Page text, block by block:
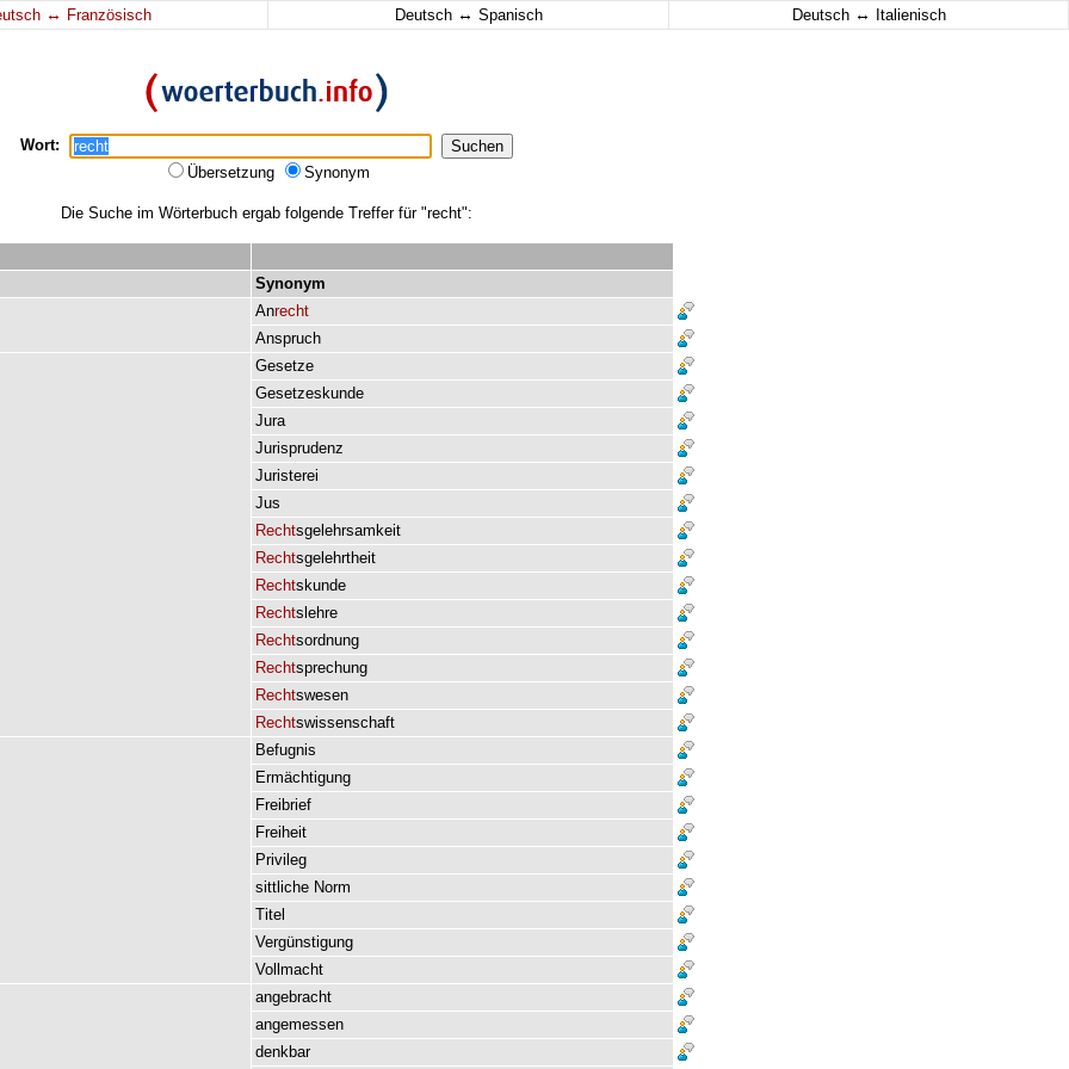
↔ Französisch Deutsch ↔ Spanisch Deutsch ↔ Italienisch
Wort:
Übersetzung
Synonym
Die Suche im Wörterbuch ergab folgende Treffer für "recht":
Synonym
Anrecht
Anspruch
Gesetze
Gesetzeskunde
Jura
Jurisprudenz
Juristerei
Jus
Rechtsgelehrsamkeit
Rechtsgelehrtheit
Rechtskunde
Rechtslehre
Rechtsordnung
Rechtsprechung
Rechtswesen
Rechtswissenschaft
Befugnis
Ermächtigung
Freibrief
Freiheit
Privileg
sittliche Norm
Titel
Vergünstigung
Vollmacht
angebracht
angemessen
denkbar